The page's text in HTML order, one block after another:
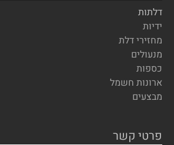
דלתות
ידיות
מחזירי דלת
מנעולים
כספות
ארונות חשמל
מבצעים
פרטי קשר